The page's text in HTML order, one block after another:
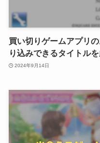
買い切りゲームアプリ
り込みできるタイトルを
2024年9月14日